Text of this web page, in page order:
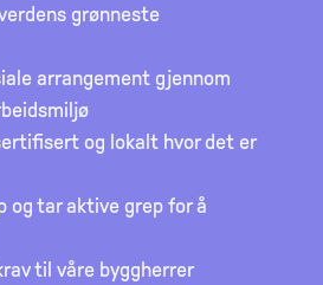
grønneste
arrangement gjennom
og lokalt hvor det er
og tar aktive grep for å
til våre byggherrer